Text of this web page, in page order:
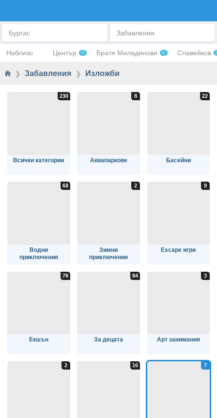
Бургас Забавления
Наблизо Център 55 Братя Миладинови 61 Славейков
❯ Забавления ❯ Изложби
Всички категории Аквапаркове Басейни
Водни
приключения
Зимни
приключения
Escape игри
Екшън За децата Арт занимания